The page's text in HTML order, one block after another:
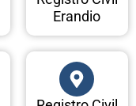
Erandio